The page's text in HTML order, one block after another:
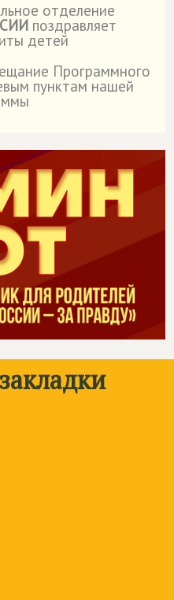
отделение
поздравляет
детей
Программного
пунктам нашей